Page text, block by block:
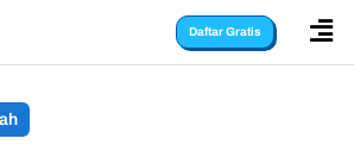
Daftar Gratis 